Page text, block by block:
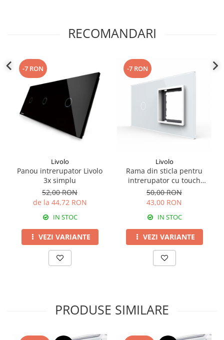
RECOMANDARI
-7 RON
Livolo
Panou intrerupator Livolo
3x simplu
52,00 RON
de la 44,72 RON
IN STOC
VEZI VARIANTE
-7 RON
Livolo
Rama din sticla pentru
intrerupator cu touch
simplu + priza simpla Livolo
50,00 RON
43,00 RON
IN STOC
VEZI VARIANTE
PRODUSE SIMILARE